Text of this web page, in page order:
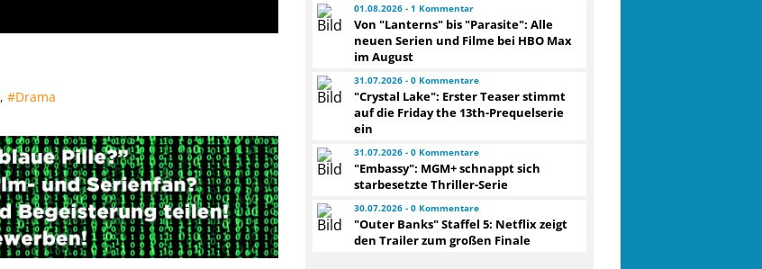
, #Drama
01.08.2026 - 1 Kommentar
Von "Lanterns" bis "Parasite": Alle
neuen Serien und Filme bei HBO Max
im August
31.07.2026 - 0 Kommentare
"Crystal Lake": Erster Teaser stimmt
auf die Friday the 13th-Prequelserie
ein
31.07.2026 - 0 Kommentare
"Embassy": MGM+ schnappt sich
starbesetzte Thriller-Serie
30.07.2026 - 0 Kommentare
"Outer Banks" Staffel 5: Netflix zeigt
den Trailer zum großen Finale